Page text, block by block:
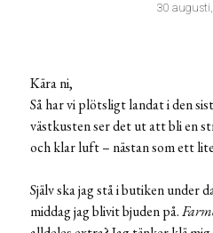
30
Kära ni,
Så har vi plötsligt landat i den
västkusten ser det ut att bli en
och klar luft – nästan som ett
Själv ska jag stå i butiken under
middag jag blivit bjuden på.